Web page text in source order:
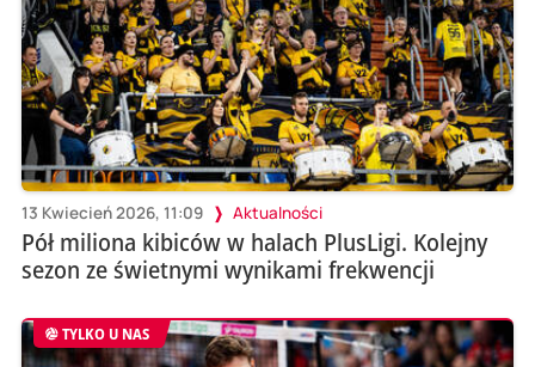
13 Kwiecień 2026, 11:09 Aktualności
Pół miliona kibiców w halach PlusLigi. Kolejny
sezon ze świetnymi wynikami frekwencji
TYLKO U NAS